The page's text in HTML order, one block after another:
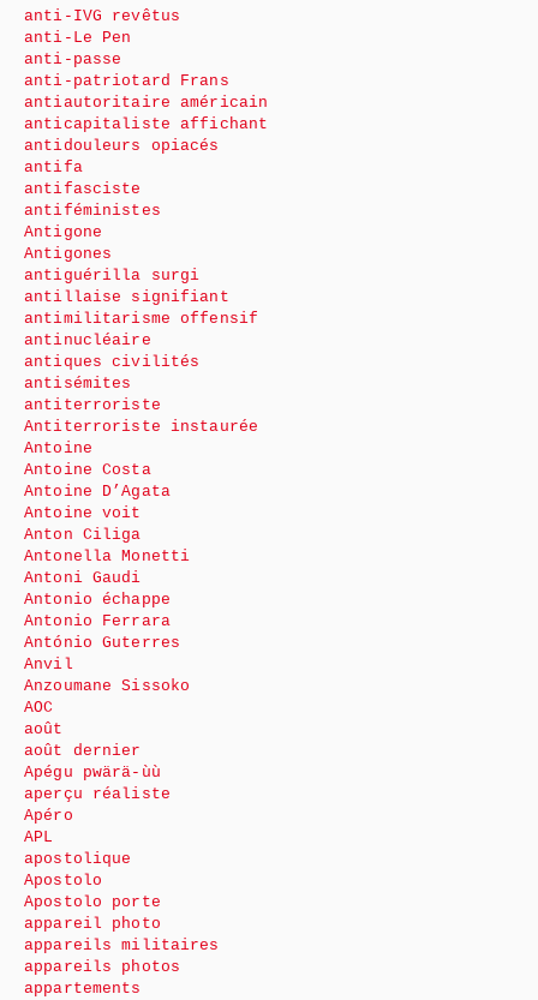
anti-IVG revêtus
anti-Le Pen
anti-passe
anti-patriotard Frans
antiautoritaire américain
anticapitaliste affichant
antidouleurs opiacés
antifa
antifasciste
antiféministes
Antigone
Antigones
antiguérilla surgi
antillaise signifiant
antimilitarisme offensif
antinucléaire
antiques civilités
antisémites
antiterroriste
Antiterroriste instaurée
Antoine
Antoine Costa
Antoine D’Agata
Antoine voit
Anton Ciliga
Antonella Monetti
Antoni Gaudi
Antonio échappe
Antonio Ferrara
António Guterres
Anvil
Anzoumane Sissoko
AOC
août
août dernier
Apégu pwärä-ùù
aperçu réaliste
Apéro
APL
apostolique
Apostolo
Apostolo porte
appareil photo
appareils militaires
appareils photos
appartements